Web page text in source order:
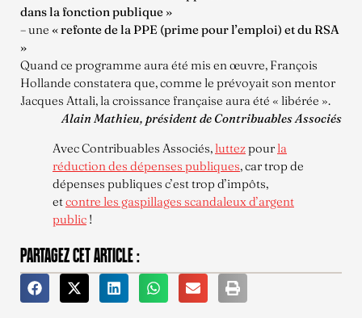
dans la fonction publique »
– une « refonte de la PPE (prime pour l’emploi) et du RSA
»
Quand ce programme aura été mis en œuvre, François
Hollande constatera que, comme le prévoyait son mentor
Jacques Attali, la croissance française aura été « libérée ».
Alain Mathieu, président de Contribuables Associés
Avec Contribuables Associés, luttezpour la
réduction des dépenses publiques, car trop de
dépenses publiques c’est trop d’impôts,
etcontre les gaspillages scandaleux d’argent
public !
PARTAGEZ CET ARTICLE :